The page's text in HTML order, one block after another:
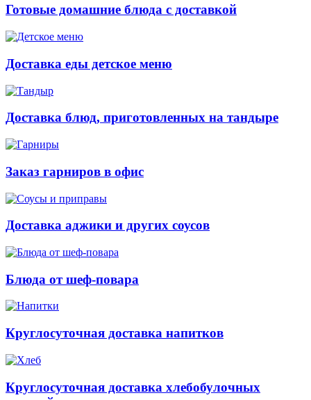
Готовые домашние блюда с доставкой
Доставка еды детское меню
Доставка блюд, приготовленных на тандыре
Заказ гарниров в офис
Доставка аджики и других соусов
Блюда от шеф-повара
Круглосуточная доставка напитков
Круглосуточная доставка хлебобулочных